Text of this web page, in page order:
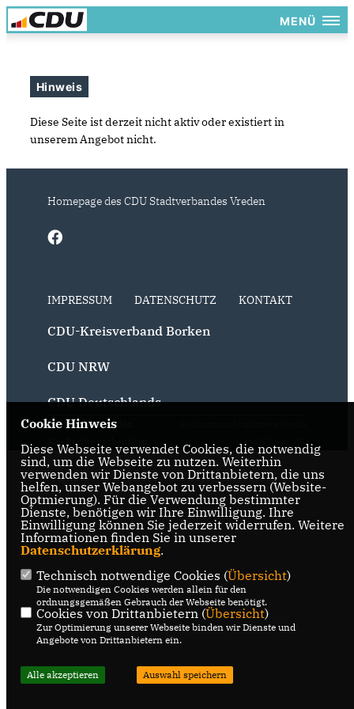
MENÜ
Hinweis
Diese Seite ist derzeit nicht aktiv oder existiert in
unserem Angebot nicht.
Homepage des CDU Stadtverbandes Vreden
IMPRESSUM DATENSCHUTZ KONTAKT
CDU-Kreisverband Borken
CDU NRW
CDU Deutschlands
@2026 CDU Vreden
Alle Rechte vorbehalten.
GmbH & Co. KG
Cookie Hinweis
Diese Webseite verwendet Cookies, die notwendig
sind, um die Webseite zu nutzen. Weiterhin
verwenden wir Dienste von Drittanbietern, die uns
helfen, unser Webangebot zu verbessern (Website-
Optmierung). Für die Verwendung bestimmter
Dienste, benötigen wir Ihre Einwilligung. Ihre
Einwilligung können Sie jederzeit widerrufen. Weitere
Informationen finden Sie in unserer
Datenschutzerklärung.
Technisch notwendige Cookies (Übersicht)
Die notwendigen Cookies werden allein für den
ordnungsgemäßen Gebrauch der Webseite benötigt.
Cookies von Drittanbietern (Übersicht)
Zur Optimierung unserer Webseite binden wir Dienste und
Angebote von Drittanbietern ein.
Alle akzeptieren Auswahl speichern